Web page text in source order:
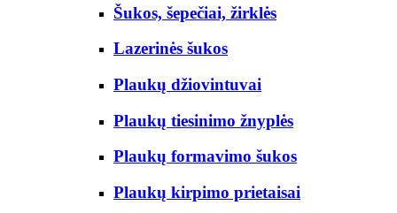
Šukos, šepečiai, žirklės
Lazerinės šukos
Plaukų džiovintuvai
Plaukų tiesinimo žnyplės
Plaukų formavimo šukos
Plaukų kirpimo prietaisai